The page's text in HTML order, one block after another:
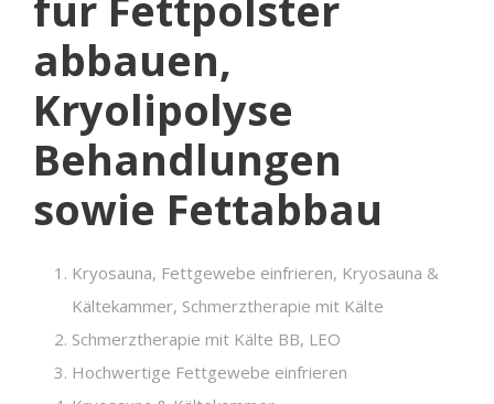
abbauen,
Kryolipolyse
Behandlungen
sowie Fettabbau
Kryosauna, Fettgewebe einfrieren, Kryosauna &
Kältekammer, Schmerztherapie mit Kälte
Schmerztherapie mit Kälte BB, LEO
Hochwertige Fettgewebe einfrieren